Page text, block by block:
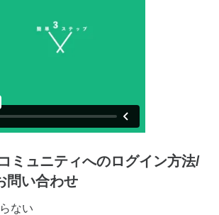
ミュニティへのログイン方法/
問い合わせ
ない